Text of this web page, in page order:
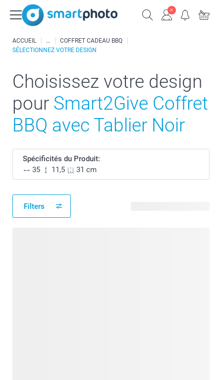
ACCUEIL
COFFRET CADEAU BBQ
SÉLECTIONNEZ VOTRE DESIGN
Choisissez votre design
pour Smart2Give Coffret
BBQ avec Tablier Noir
Spécificités du Produit:
35
11,5 31 cm
Filters